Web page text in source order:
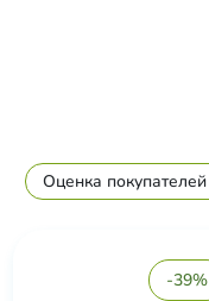
Оценка покупателей
-39%